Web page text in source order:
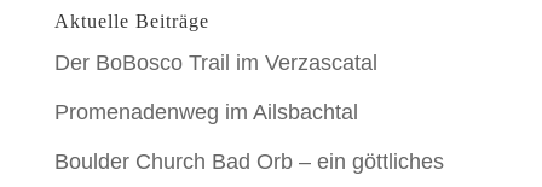
Aktuelle Beiträge
Der BoBosco Trail im Verzascatal
Promenadenweg im Ailsbachtal
Boulder Church Bad Orb – ein göttliches